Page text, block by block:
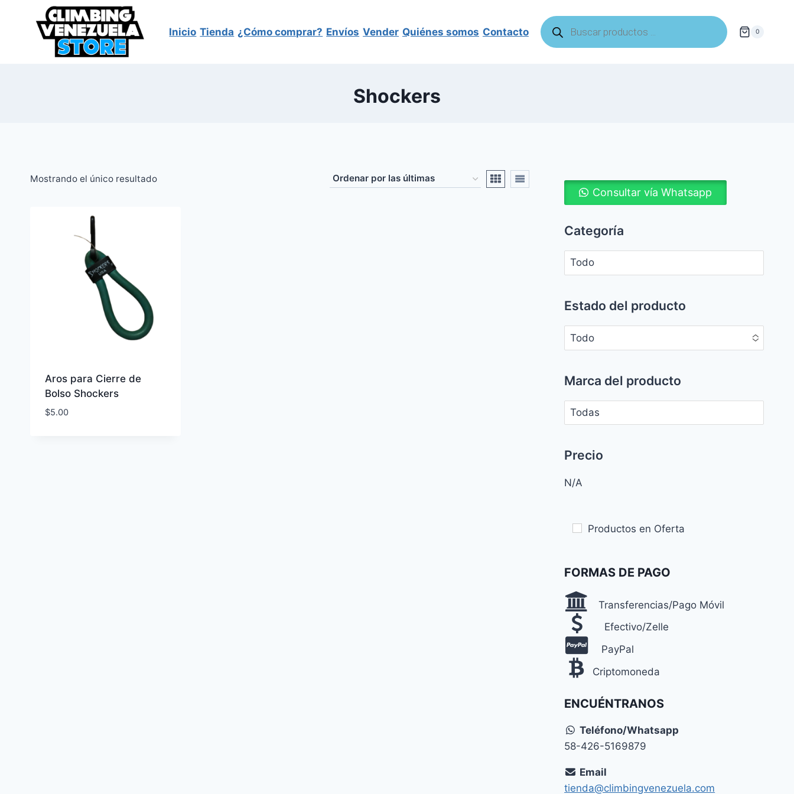
contenido
Inicio Tienda ¿Cómo comprar? Envíos Vender Quiénes somos Contacto
Búsqueda
de
productos
0
Shockers
Mostrando el único resultado
Aros para Cierre de
Bolso Shockers
$5.00
Consultar vía Whatsapp
Categoría
Estado del producto
Todo
Marca del producto
Precio
N/A
Productos en Oferta
FORMAS DE PAGO
Transferencias/Pago Móvil
Efectivo/Zelle
PayPal
Criptomoneda
ENCUÉNTRANOS
Teléfono/Whatsapp
58-426-5169879
Email
tienda@climbingvenezuela.com